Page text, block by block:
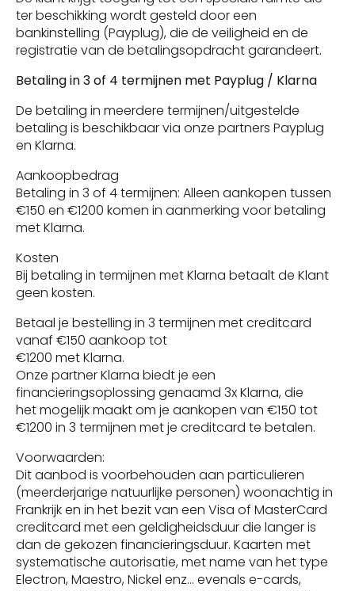
ter beschikking wordt gesteld door een
bankinstelling (Payplug), die de veiligheid en de
registratie van de betalingsopdracht garandeert.
Betaling in 3 of 4 termijnen met Payplug / Klarna
De betaling in meerdere termijnen/uitgestelde
betaling is beschikbaar via onze partners Payplug
en Klarna.
Aankoopbedrag
Betaling in 3 of 4 termijnen: Alleen aankopen tussen
€150 en €1200 komen in aanmerking voor betaling
met Klarna.
Kosten
Bij betaling in termijnen met Klarna betaalt de Klant
geen kosten.
Betaal je bestelling in 3 termijnen met creditcard
vanaf €150 aankoop tot
€1200 met Klarna.
Onze partner Klarna biedt je een
financieringsoplossing genaamd 3x Klarna, die
het mogelijk maakt om je aankopen van €150 tot
€1200 in 3 termijnen met je creditcard te betalen.
Voorwaarden:
Dit aanbod is voorbehouden aan particulieren
(meerderjarige natuurlijke personen) woonachtig in
Frankrijk en in het bezit van een Visa of MasterCard
creditcard met een geldigheidsduur die langer is
dan de gekozen financieringsduur. Kaarten met
systematische autorisatie, met name van het type
Electron, Maestro, Nickel enz… evenals e-cards,